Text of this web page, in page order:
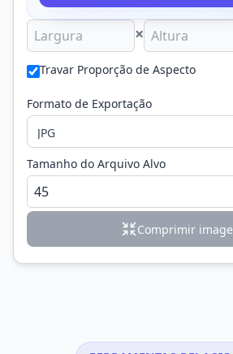
×
Travar Proporção de Aspecto
Formato de Exportação
Tamanho do Arquivo Alvo
Comprimir